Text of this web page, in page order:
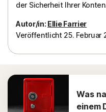
der Sicherheit Ihrer
Autor/in: Ellie Farrier
Veröffentlicht 25. Februar
Was
einem